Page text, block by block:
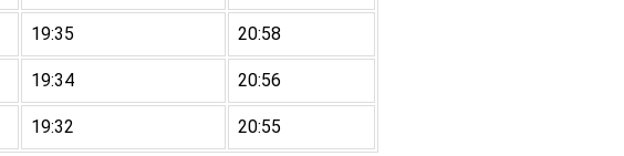
19:35 20:58
19:34 20:56
19:32 20:55